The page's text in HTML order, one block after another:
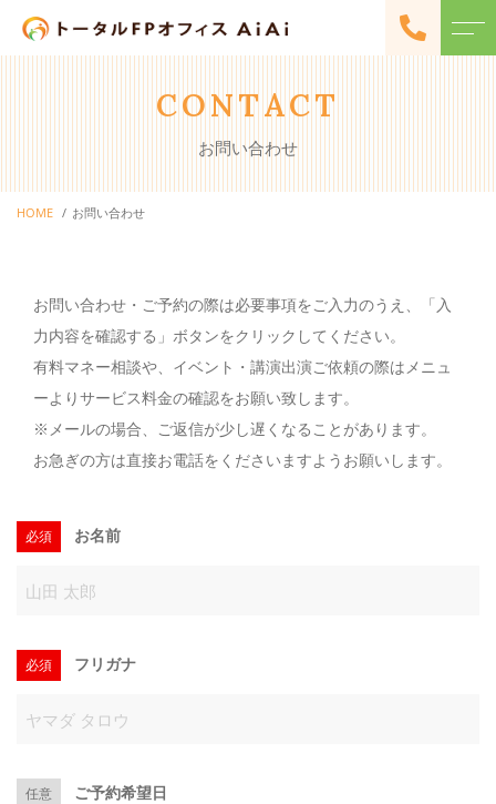
当社について
メニュー
マネー相談
各種セミナー・
イベント開催
お客様の声
ニュース
コンテンツ
CONTACT
お問い合わせ
HOME お問い合わせ
お問い合わせ・ご予約の際は必要事項をご入力のうえ、「入
力内容を確認する」ボタンをクリックしてください。
有料マネー相談や、イベント・講演出演ご依頼の際はメニュ
ーよりサービス料金の確認をお願い致します。
※メールの場合、ご返信が少し遅くなることがあります。
お急ぎの方は直接お電話をくださいますようお願いします。
必須 お名前
必須 フリガナ
任意 ご予約希望日